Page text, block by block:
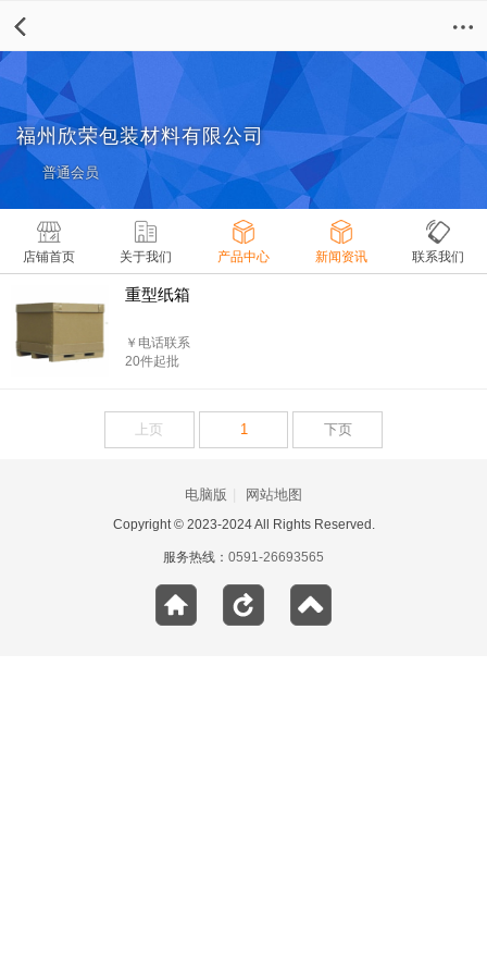
福州欣荣包装材料有限公司
普通会员
店铺首页 关于我们 产品中心 新闻资讯 联系我们
重型纸箱
￥电话联系
20件起批
上页 1 下页
电脑版 网站地图
Copyright © 2023-2024 All Rights Reserved.
服务热线： 0591-26693565